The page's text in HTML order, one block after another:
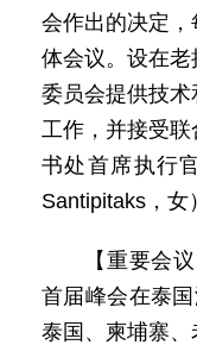
会作出的决定
体会议。设在
委员会提供技
工作，并接受
书处首席执行
Santipitaks，女
【重要会
首届峰会在泰
泰国、柬埔寨